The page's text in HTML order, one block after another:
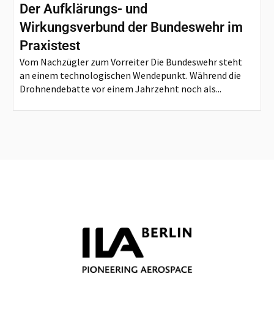
Der Aufklärungs- und
Wirkungsverbund der Bundeswehr im
Praxistest
Vom Nachzügler zum Vorreiter Die Bundeswehr steht
an einem technologischen Wendepunkt. Während die
Drohnendebatte vor einem Jahrzehnt noch als...